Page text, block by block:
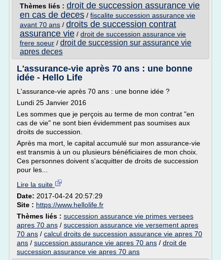
Thèmes liés : droit de succession assurance vie
en cas de deces / fiscalite succession assurance vie
avant 70 ans / droits de succession contrat
assurance vie / droit de succession assurance vie
frere soeur / droit de succession sur assurance vie
apres deces
L'assurance-vie après 70 ans : une bonne
idée - Hello Life
L'assurance-vie après 70 ans : une bonne idée ?
Lundi 25 Janvier 2016
Les sommes que je perçois au terme de mon contrat "en
cas de vie" ne sont bien évidemment pas soumises aux
droits de succession.
Après ma mort, le capital accumulé sur mon assurance-vie
est transmis à un ou plusieurs bénéficiaires de mon choix.
Ces personnes doivent s'acquitter de droits de succession
pour les...
Lire la suite
Date: 2017-04-24 20:57:29
Site : https://www.hellolife.fr
Thèmes liés : succession assurance vie primes versees
apres 70 ans / succession assurance vie versement apres
70 ans / calcul droits de succession assurance vie apres 70
ans / succession assurance vie apres 70 ans / droit de
succession assurance vie apres 70 ans